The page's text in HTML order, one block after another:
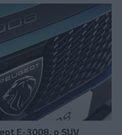
E-3008, o SUV